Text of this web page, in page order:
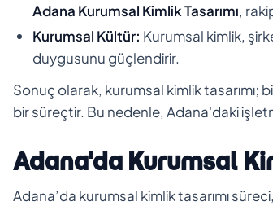
Adana Kurumsal Kimlik Tasarımı,
Kurumsal Kültür: Kurumsal kimlik,
duygusunu güçlendirir.
Sonuç olarak, kurumsal kimlik tasarımı;
bir süreçtir. Bu nedenle, Adana'daki
Adana'da Kurumsal
Adana’da kurumsal kimlik tasarımı